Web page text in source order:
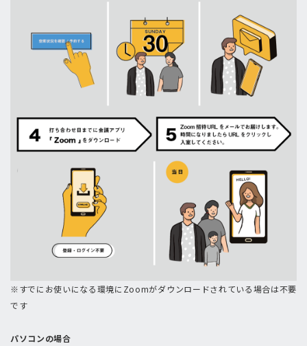
※すでにお使いになる環境にZoomがダウンロードされている場合は不要
です
パソコンの場合